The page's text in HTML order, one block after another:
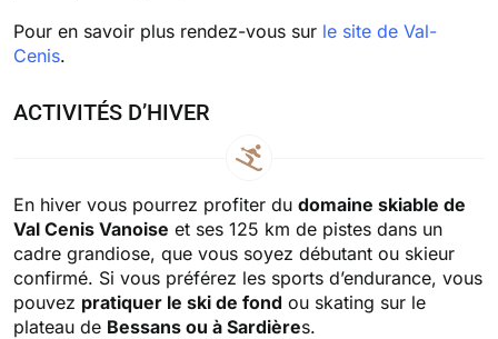
Pour en savoir plus rendez-vous sur le site de Val-
Cenis.
ACTIVITÉS D’HIVER
En hiver vous pourrez profiter du domaine skiable de
Val Cenis Vanoise et ses 125 km de pistes dans un
cadre grandiose, que vous soyez débutant ou skieur
confirmé. Si vous préférez les sports d’endurance, vous
pouvez pratiquer le ski de fond ou skating sur le
plateau de Bessans ou à Sardières.